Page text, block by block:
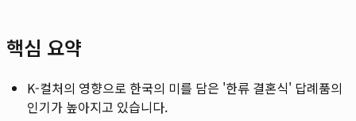
핵심 요약
K-컬처의 영향으로 한국의 미를 담은 '한류 결혼식' 답례품의
인기가 높아지고 있습니다.